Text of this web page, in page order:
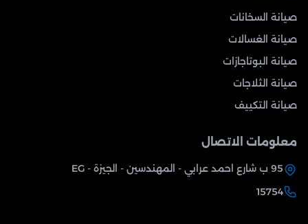
صيانة السخانات
صيانة الغسالات
صيانة البوتاجازات
صيانة الثلاجات
صيانة التكييف
معلومات الاتصال
95 ب شارع احمد عرابي - المهندسين - الجيزة - EG
15754